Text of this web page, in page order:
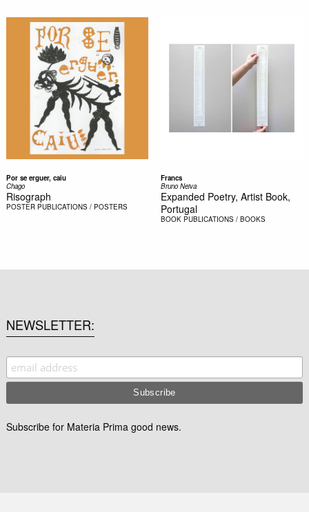
Por se erguer, caiu
Chago
Risograph
POSTER PUBLICATIONS / POSTERS
Francs
Bruno Neiva
Expanded Poetry, Artist Book,
Portugal
BOOK PUBLICATIONS / BOOKS
NEWSLETTER
Subscribe for Materia Prima good news.